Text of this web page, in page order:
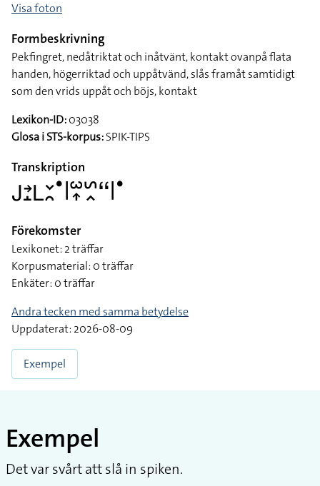
Visa foton
Formbeskrivning
Pekfingret, nedåtriktat och inåtvänt, kontakt ovanpå flata
handen, högerriktad och uppåtvänd, slås framåt samtidigt
som den vrids uppåt och böjs, kontakt
Lexikon-ID:03038
Glosa i STS-korpus:SPIK-TIPS
Transkription
􌤢􌥔􌤸􌥈􌥖􌥘􌤟􌥼􌥱􌥾􌥲􌥿􌦨􌥼􌤟
Förekomster
Lexikonet: 2 träffar
Korpusmaterial: 0 träffar
Enkäter: 0 träffar
Andra tecken med samma betydelse
Uppdaterat: 2026-08-09
Exempel
Exempel
Det var svårt att slå in spiken.